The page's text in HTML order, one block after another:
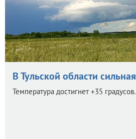
В Тульской области
Температура достигнет +35 градусов.